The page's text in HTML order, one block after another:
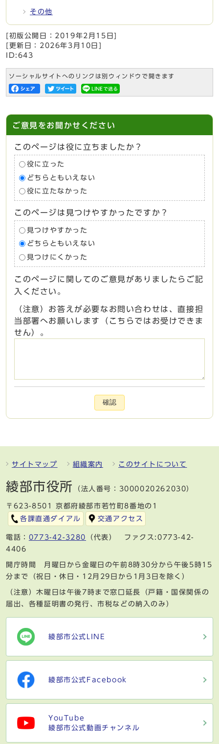
その他
[初版公開日： 2019年2月15日
[更新日： 2026年3月10日
ID:643
ソーシャルサイトへのリンクは別ウィンドウで開きます
ご意見をお聞かせください
このページは役に立ちましたか？
役に立った
どちらともいえない
役に立たなかった
このページは見つけやすかったですか？
見つけやすかった
どちらともいえない
見つけにくかった
このページに関してのご意見がありましたらご記
入ください。
（注意）お答えが必要なお問い合わせは、直接担
当部署へお願いします（こちらではお受けできま
せん）。
確認
サイトマップ 組織案内 このサイトについて
綾部市役所 （法人番号：3000020262030）
〒623-8501 京都府綾部市若竹町8番地の1
各課直通ダイアル
交通アクセス
電話： 0773-42-3280
（代表） ファクス:0773-42-
4406
開庁時間 月曜日から金曜日の午前8時30分から午後5時15
分まで（祝日・休日・12月29日から1月3日を除く）
（注意）木曜日は午後7時まで窓口延長（戸籍・国保関係の
届出、各種証明書の発行、市税などの納入のみ）
綾部市公式LINE
綾部市公式Facebook
YouTube
綾部市公式動画チャンネル